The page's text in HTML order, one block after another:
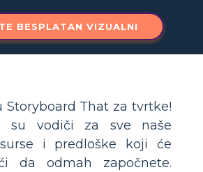
BESPLATAN VIZUALNI
Storyboard That za tvrtke!
su vodiči za sve naše
i predloške koji će
da odmah započnete.